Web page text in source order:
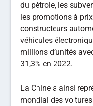
du pétrole, les
les promotions à
constructeurs
véhicules
millions d’unités
31,3% en 2022.
La Chine a ainsi
mondial des